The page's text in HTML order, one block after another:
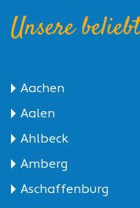
Unsere
Aachen
Aalen
Ahlbeck
Amberg
Aschaffenburg